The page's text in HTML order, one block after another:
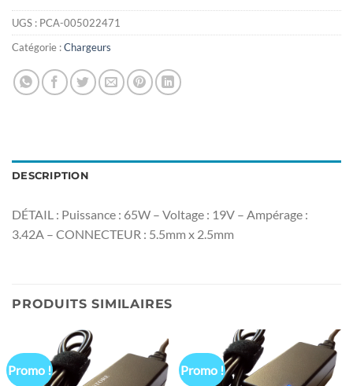
UGS : PCA-005022471
Catégorie :Chargeurs
DESCRIPTION
DÉTAIL : Puissance : 65W – Voltage : 19V – Ampérage :
3.42A – CONNECTEUR : 5.5mm x 2.5mm
PRODUITS SIMILAIRES
Promo ! Promo !